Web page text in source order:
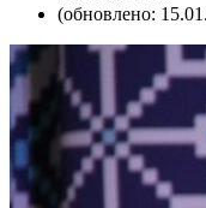
(обновлено: